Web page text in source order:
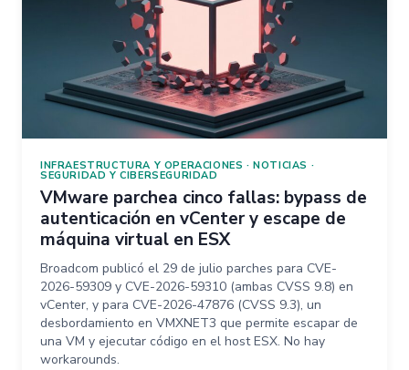
INFRAESTRUCTURA Y OPERACIONES ·NOTICIAS ·
SEGURIDAD Y CIBERSEGURIDAD
VMware parchea cinco fallas: bypass de
autenticación en vCenter y escape de
máquina virtual en ESX
Broadcom publicó el 29 de julio parches para CVE-
2026-59309 y CVE-2026-59310 (ambas CVSS 9.8) en
vCenter, y para CVE-2026-47876 (CVSS 9.3), un
desbordamiento en VMXNET3 que permite escapar de
una VM y ejecutar código en el host ESX. No hay
workarounds.